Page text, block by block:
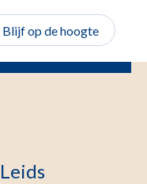
Blijf op de hoogte